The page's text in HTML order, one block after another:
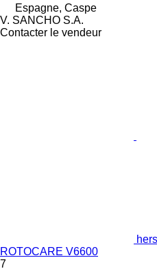
Espagne, Caspe
V. SANCHO S.A.
Contacter le vendeur
ROTOCARE V6600
7